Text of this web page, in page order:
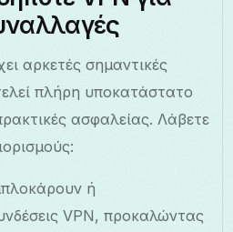
αρκετές σημαντικές
πλήρη υποκατάστατο
ασφαλείας. Λάβετε
ή
VPN, προκαλώντας